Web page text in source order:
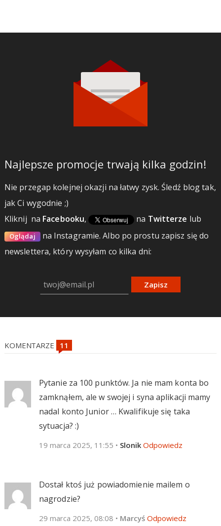
Najlepsze promocje trwają kilka godzin!
Nie przegap kolejnej okazji na łatwy zysk. Śledź blog tak,
jak Ci wygodnie ;)
Kliknij na Facebooku, na Twitterze lub
Oglądaj na Instagramie.Albo po prostu zapisz się do
newslettera, który wysyłam co kilka dni:
Zapisz
KOMENTARZE
Pytanie za 100 punktów. Ja nie mam konta bo
zamknąłem, ale w swojej i syna aplikacji mamy
nadal konto Junior … Kwalifikuje się taka
sytuacja? :)
19 marca 2025, 11:55 • Slonik Odpowiedz
Dostał ktoś już powiadomienie mailem o
nagrodzie?
29 marca 2025, 08:08 • Marcyś Odpowiedz